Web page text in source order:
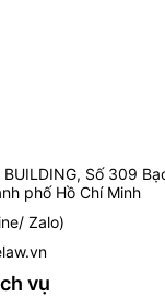
Số 309
phố Hồ Chí Minh
Zalo)
vụ